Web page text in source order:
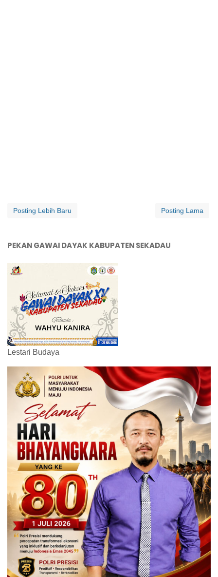
Posting Lebih Baru Posting Lama
PEKAN GAWAI DAYAK KABUPATEN SEKADAU
Lestari Budaya